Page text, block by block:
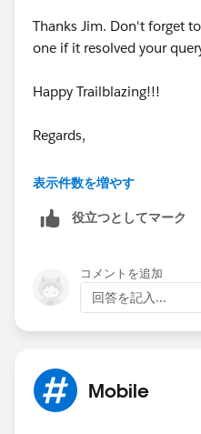
Thanks Jim. Don't forget
one if it resolved your
Happy Trailblazing!!!
Regards,
Shyam Nair
表示件数を増やす
役立つとしてマーク
コメントを追加
回答を記入...
Mobile